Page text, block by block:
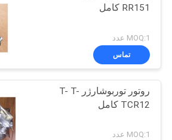
RR151 کامل
MOQ:1 عدد
تماس
روتور توربوشارژر T- T-
TCR12 کامل
MOQ:1 عدد